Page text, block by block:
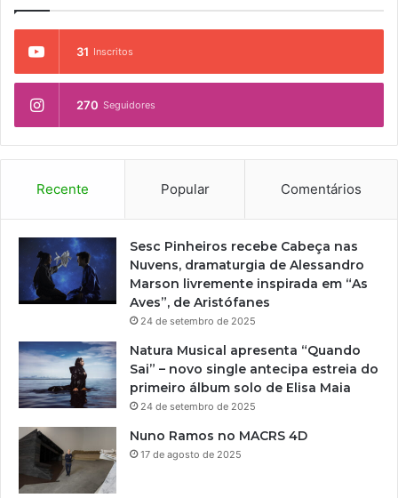
31 Inscritos
270 Seguidores
Recente Popular Comentários
Sesc Pinheiros recebe Cabeça nas
Nuvens, dramaturgia de Alessandro
Marson livremente inspirada em “As
Aves”, de Aristófanes
24 de setembro de 2025
Natura Musical apresenta “Quando
Sai” – novo single antecipa estreia do
primeiro álbum solo de Elisa Maia
24 de setembro de 2025
Nuno Ramos no MACRS 4D
17 de agosto de 2025